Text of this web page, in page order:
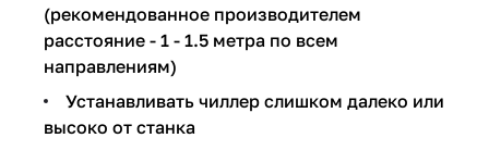
(рекомендованное производителем
расстояние - 1 - 1.5 метра по всем
направлениям)
Устанавливать чиллер слишком далеко или
высоко от станка